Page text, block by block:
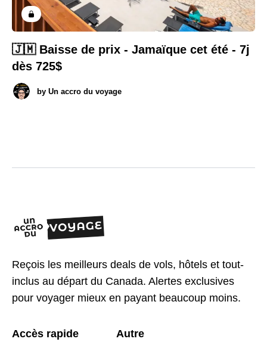
🇯🇲 Baisse de prix - Jamaïque cet été - 7j
dès 725$
by Un accro du voyage
Reçois les meilleurs deals de vols, hôtels et tout-
inclus au départ du Canada. Alertes exclusives
pour voyager mieux en payant beaucoup moins.
Accès rapide Autre